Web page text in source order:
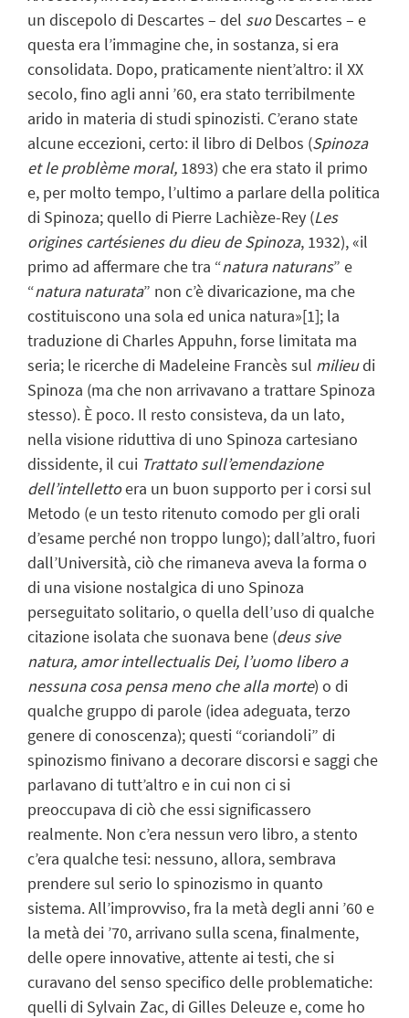
un discepolo di Descartes – del suoDescartes – e
questa era l’immagine che, in sostanza, si era
consolidata. Dopo, praticamente nient’altro: il XX
secolo, fino agli anni ’60, era stato terribilmente
arido in materia di studi spinozisti. C’erano state
alcune eccezioni, certo: il libro di Delbos (Spinoza
et le problème moral, 1893) che era stato il primo
e, per molto tempo, l’ultimo a parlare della politica
di Spinoza; quello di Pierre Lachièze-Rey (Les
origines cartésienes du dieu de Spinoza, 1932), «il
primo ad affermare che tra “natura naturans” e
“natura naturata” non c’è divaricazione, ma che
costituiscono una sola ed unica natura»[1]; la
traduzione di Charles Appuhn, forse limitata ma
seria; le ricerche di Madeleine Francès sul milieudi
Spinoza (ma che non arrivavano a trattare Spinoza
stesso). È poco. Il resto consisteva, da un lato,
nella visione riduttiva di uno Spinoza cartesiano
dissidente, il cui Trattato sull’emendazione
dell’intellettoera un buon supporto per i corsi sul
Metodo (e un testo ritenuto comodo per gli orali
d’esame perché non troppo lungo); dall’altro, fuori
dall’Università, ciò che rimaneva aveva la forma o
di una visione nostalgica di uno Spinoza
perseguitato solitario, o quella dell’uso di qualche
citazione isolata che suonava bene (deus sive
natura, amor intellectualis Dei, l’uomo libero a
nessuna cosa pensa meno che alla morte) o di
qualche gruppo di parole (idea adeguata, terzo
genere di conoscenza); questi “coriandoli” di
spinozismo finivano a decorare discorsi e saggi che
parlavano di tutt’altro e in cui non ci si
preoccupava di ciò che essi significassero
realmente. Non c’era nessun vero libro, a stento
c’era qualche tesi: nessuno, allora, sembrava
prendere sul serio lo spinozismo in quanto
sistema. All’improvviso, fra la metà degli anni ’60 e
la metà dei ’70, arrivano sulla scena, finalmente,
delle opere innovative, attente ai testi, che si
curavano del senso specifico delle problematiche:
quelli di Sylvain Zac, di Gilles Deleuze e, come ho